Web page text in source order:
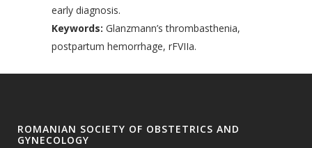
early diagnosis.
Keywords: Glanzmann’s thrombasthenia,
postpartum hemorrhage, rFVIIa.
ROMANIAN SOCIETY OF OBSTETRICS AND
GYNECOLOGY